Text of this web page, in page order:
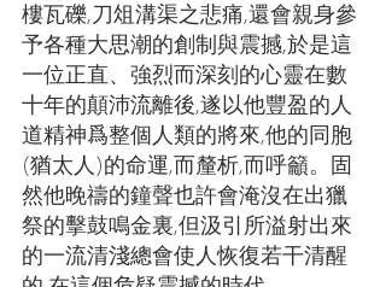
樓瓦礫,刀俎溝渠之悲痛,還會親身參
予各種大思潮的創制與震撼,於是這
一位正直、強烈而深刻的心靈在數
十年的顛沛流離後,遂以他豐盈的人
道精神爲整個人類的將來,他的同胞
(猶太人)的命運,而釐析,而呼籲。固
然他晚禱的鐘聲也許會淹沒在出獵
祭的擊鼓鳴金裏,但汲引所溢射出來
的一流清淺總會使人恢復若干清醒